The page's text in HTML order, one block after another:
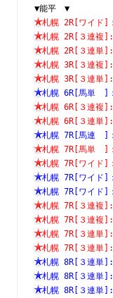
▼能平　▼
札幌 2R[ワ
札幌 2R[３
札幌 2R[３
札幌 3R[３
札幌 3R[３
札幌 6R[馬
札幌 6R[３
札幌 6R[３
札幌 7R[馬連
札幌 7R[馬単
札幌 7R[ワ
札幌 7R[ワ
札幌 7R[ワイ
札幌 7R[３
札幌 7R[３連
札幌 7R[３連
札幌 7R[３
札幌 8R[
札幌 8R[３
札幌 8R[３